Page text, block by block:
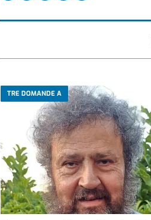
TRE DOMANDE A